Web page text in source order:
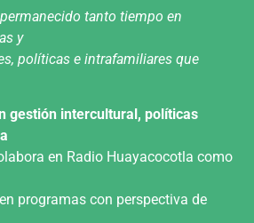
tanto tiempo en
y
políticas e intrafamiliares que
gestión intercultural, políticas
en Radio Huayacocotla como
programas con perspectiva de